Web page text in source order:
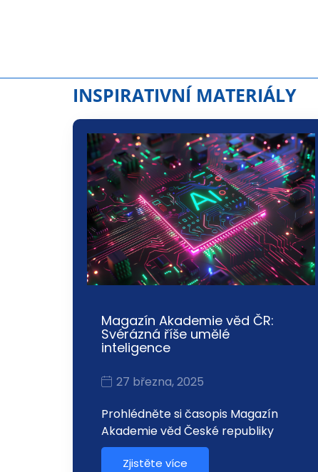
INSPIRATIVNÍ MATERIÁLY
Magazín Akademie věd ČR:
Svérázná říše umělé
inteligence
27 března, 2025
Prohlédněte si časopis Magazín
Akademie věd České republiky
Zjistěte více